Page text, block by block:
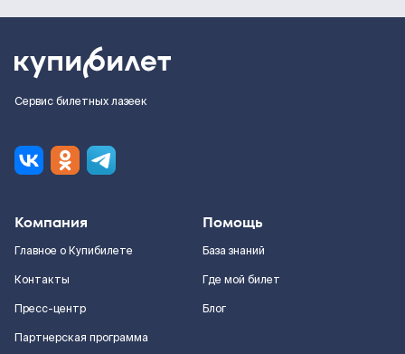
Сервис билетных лазеек
Компания
Главное о Купибилете
Контакты
Пресс-центр
Партнерская программа
Помощь
База знаний
Где мой билет
Блог